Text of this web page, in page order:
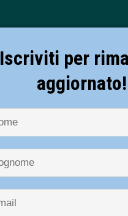
Iscriviti per
aggiornato!